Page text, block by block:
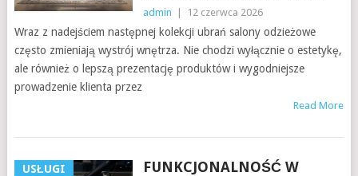
admin 12 czerwca 2026
Wraz z nadejściem następnej kolekcji ubrań salony odzieżowe
często zmieniają wystrój wnętrza. Nie chodzi wyłącznie o estetykę,
ale również o lepszą prezentację produktów i wygodniejsze
prowadzenie klienta przez
Read More
USŁUGI
FUNKCJONALNOŚĆ W